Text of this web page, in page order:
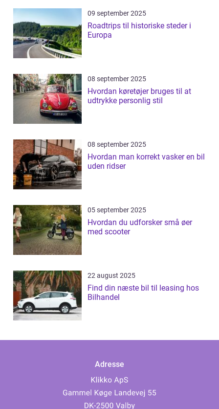
09 september 2025
Roadtrips til historiske steder i
Europa
08 september 2025
Hvordan køretøjer bruges til at
udtrykke personlig stil
08 september 2025
Hvordan man korrekt vasker en bil
uden ridser
05 september 2025
Hvordan du udforsker små øer
med scooter
22 august 2025
Find din næste bil til leasing hos
Bilhandel
Adresse